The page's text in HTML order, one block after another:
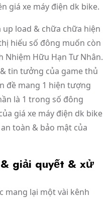
giá xe máy điện dk bike.
load & chữa chữa hiện
hiếu số đông muốn còn
Nhiệm Hữu Hạn Tư Nhân.
tin tưởng của game thủ
đề mang 1 hiện tượng
là 1 trong số đông
giá xe máy điện dk bike
toàn & bảo mật của
giải quyết & xử
mang lại một vài kênh